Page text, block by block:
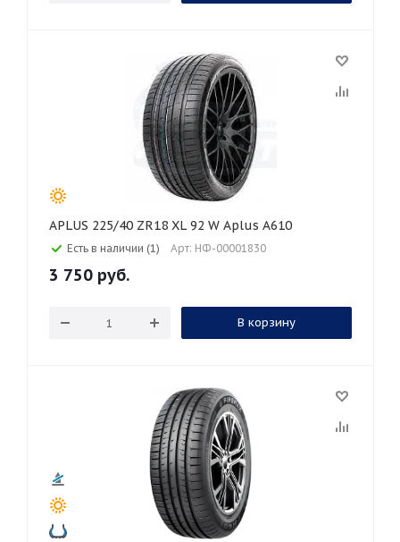
APLUS 225/40 ZR18 XL 92 W Aplus A610
Есть в наличии (1) Арт: НФ-00001830
3 750 руб.
В корзину